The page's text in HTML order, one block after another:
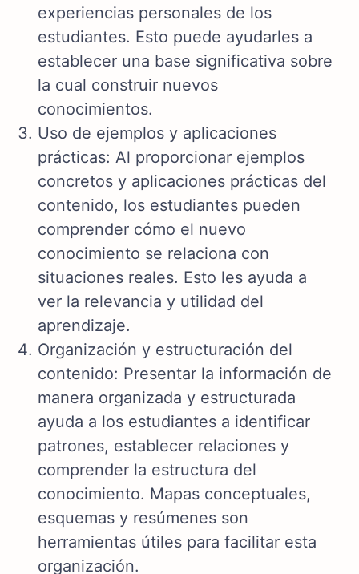
experiencias personales de los
estudiantes. Esto puede ayudarles a
establecer una base significativa sobre
la cual construir nuevos
conocimientos.
Uso de ejemplos y aplicaciones
prácticas: Al proporcionar ejemplos
concretos y aplicaciones prácticas del
contenido, los estudiantes pueden
comprender cómo el nuevo
conocimiento se relaciona con
situaciones reales. Esto les ayuda a
ver la relevancia y utilidad del
aprendizaje.
Organización y estructuración del
contenido: Presentar la información de
manera organizada y estructurada
ayuda a los estudiantes a identificar
patrones, establecer relaciones y
comprender la estructura del
conocimiento. Mapas conceptuales,
esquemas y resúmenes son
herramientas útiles para facilitar esta
organización.